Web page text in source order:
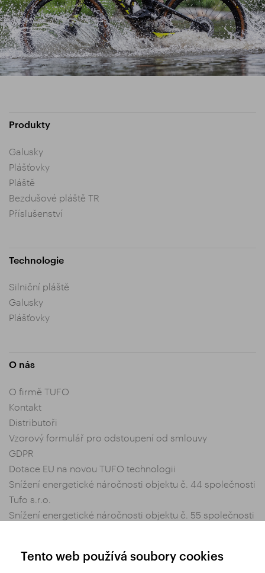
Produkty
Galusky
Plášťovky
Pláště
Bezdušové pláště TR
Příslušenství
Technologie
Silniční pláště
Galusky
Plášťovky
O nás
O firmě TUFO
Kontakt
Distributoři
Vzorový formulář pro odstoupení od smlouvy
GDPR
Dotace EU na novou TUFO technologii
Snížení energetické náročnosti objektu č. 44 společnosti
Tufo s.r.o.
Snížení energetické náročnosti objektu č. 55 společnosti
Obchodní podmínky
Tento web používá soubory cookies